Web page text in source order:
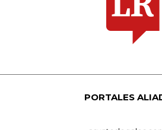
PORTALES